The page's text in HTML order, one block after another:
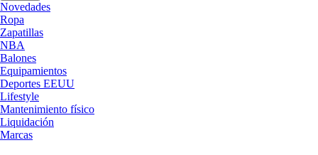
Novedades
Ropa
Zapatillas
NBA
Balones
Equipamientos
Deportes EEUU
Lifestyle
Mantenimiento físico
Liquidación
Marcas